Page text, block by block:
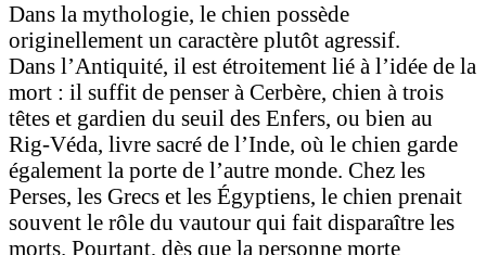
Dans la mythologie, le chien possède
originellement un caractère plutôt agressif.
Dans l’Antiquité, il est étroitement lié à l’idée de la
mort : il suffit de penser à Cerbère, chien à trois
têtes et gardien du seuil des Enfers, ou bien au
Rig-Véda, livre sacré de l’Inde, où le chien garde
également la porte de l’autre monde. Chez les
Perses, les Grecs et les Égyptiens, le chien prenait
souvent le rôle du vautour qui fait disparaître les
morts. Pourtant, dès que la personne morte